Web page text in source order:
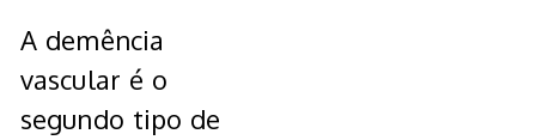
A demência
vascular é o
segundo tipo de